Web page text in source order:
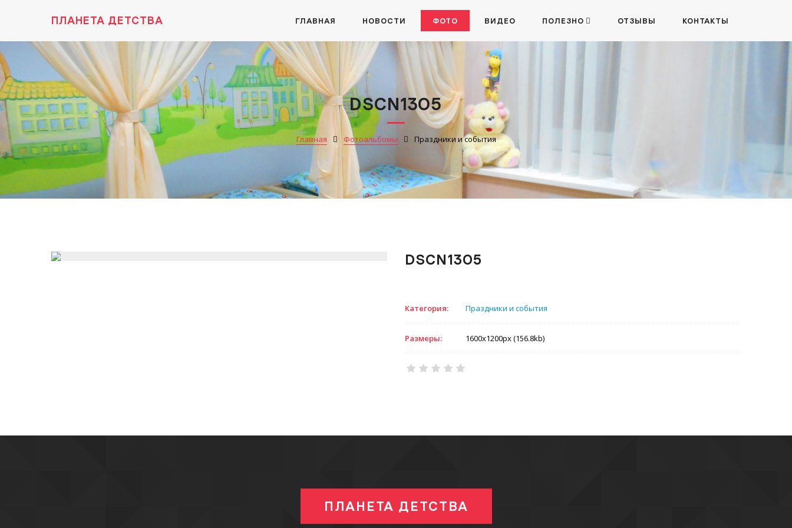
ПЛАНЕТА ДЕТСТВА ГЛАВНАЯ НОВОСТИ ФОТО ВИДЕО ПОЛЕЗНО ОТЗЫВЫ КОНТАКТЫ
DSCN1305
Главная Фотоальбомы Праздники и события
DSCN1305
Категория: Праздники и события
Размеры: 1600x1200px (156.8kb)
ПЛАНЕТА ДЕТСТВА